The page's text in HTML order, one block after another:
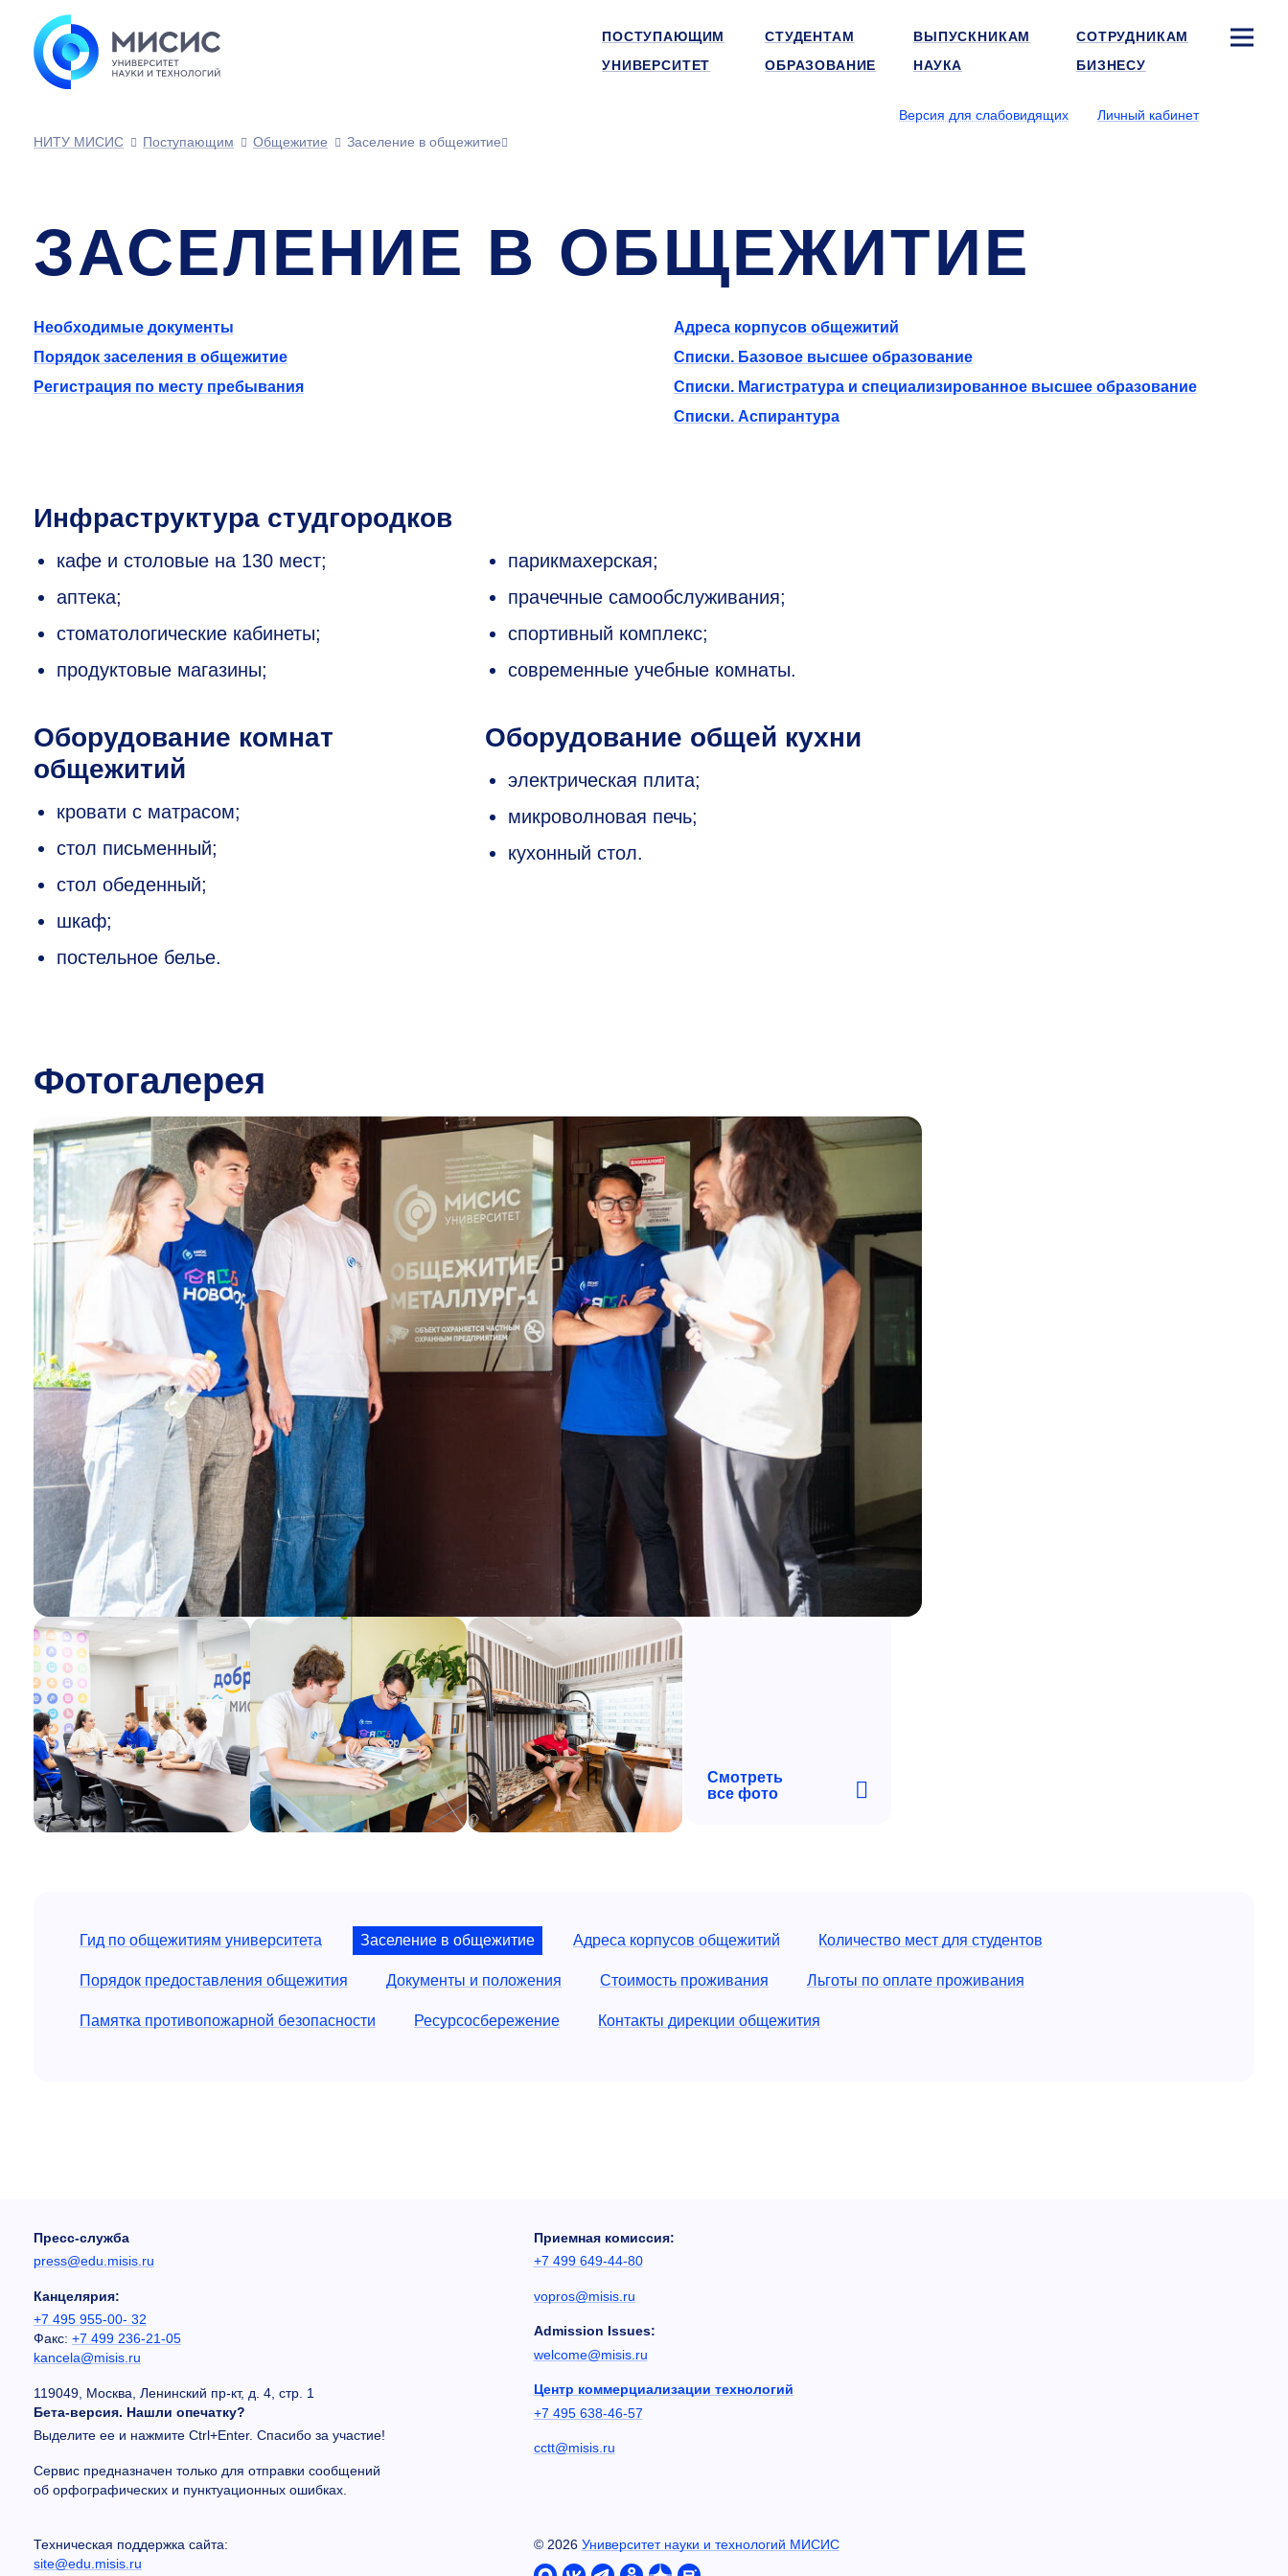
ПОСТУПАЮЩИМ СТУДЕНТАМ ВЫПУСКНИКАМ
СОТРУДНИКАМ
УНИВЕРСИТЕТ
ОБРАЗОВАНИЕ НАУКА БИЗНЕСУ
Версия для слабовидящих
Личный кабинет
НИТУ МИСИС
Поступающим Общежитие Заселение в общежитие
ЗАСЕЛЕНИЕ В ОБЩЕЖИТИЕ
Необходимые документы
Порядок заселения в общежитие
Регистрация по месту пребывания
Адреса корпусов общежитий
Списки. Базовое высшее образование
Списки. Магистратура и специализированное высшее образование
Списки. Аспирантура
Инфраструктура студгородков
кафе и столовые на 130 мест;
аптека;
стоматологические кабинеты;
продуктовые магазины;
парикмахерская;
прачечные самообслуживания;
спортивный комплекс;
современные учебные комнаты.
Оборудование комнат
общежитий
кровати с матрасом;
стол письменный;
стол обеденный;
шкаф;
постельное белье.
Оборудование общей кухни
электрическая плита;
микроволновая печь;
кухонный стол.
Фотогалерея
Смотреть
все фото
Гид по общежитиям университета Заселение в общежитие Адреса корпусов общежитий Количество мест для студентов
Порядок предоставления общежития Документы и положения Стоимость проживания Льготы по оплате проживания
Памятка противопожарной безопасности Ресурсосбережениe Контакты дирекции общежития
Пресс-служба
press@edu.misis.ru
Канцелярия:
+7 495 955-00- 32
Факс: +7 499 236-21-05
kancela@misis.ru
119049, Москва, Ленинский пр-кт, д. 4, стр. 1
Бета-версия. Нашли опечатку?
Выделите ее и нажмите Ctrl+Enter. Спасибо за участие!
Сервис предназначен только для отправки сообщений
об орфографических и пунктуационных ошибках.
Приемная комиссия:
+7 499 649-44-80
vopros@misis.ru
Admission Issues:
welcome@misis.ru
Центр коммерциализации технологий
+7 495 638-46-57
cctt@misis.ru
Техническая поддержка сайта:
site@edu.misis.ru
© 2026 Университет науки и технологий МИСИС